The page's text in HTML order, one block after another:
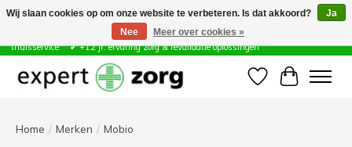
Zorg & Revalidatie Hulpmiddelen ✔ Eigen technische dienst &
thuisservice* ✔ +12 jr. ervaring zorg & revalidatie oplossingen
Verlanglijst
Home / Merken / Mobio
Wij slaan cookies op om onze website te verbeteren. Is dat akkoord?
Ja
Nee
Meer over cookies »